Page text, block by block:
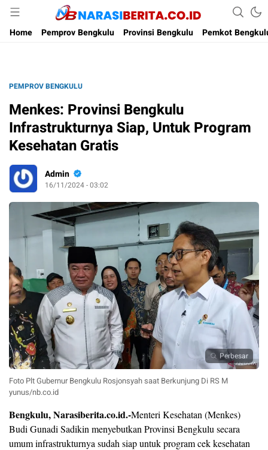
Narasi Berita
Home
Pemprov Bengkulu Provinsi Bengkulu Pemkot
PEMPROV BENGKULU
Menkes: Provinsi Bengkulu
Infrastrukturnya Siap, Untuk Program
Kesehatan Gratis
Admin
16/11/2024 - 03:02
Perbesar
Foto Plt Gubernur Bengkulu Rosjonsyah saat Berkunjung Di RS M
yunus/nb.co.id
Bengkulu, Narasiberita.co.id.-Menteri Kesehatan (Menkes)
Budi Gunadi Sadikin menyebutkan Provinsi Bengkulu secara
umum infrastrukturnya sudah siap untuk program cek kesehatan